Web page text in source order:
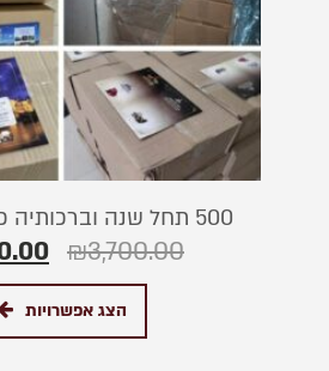
500 תחל שנה וברכותיה כריכה אישית
₪3,700.00
הצג אפשרויות